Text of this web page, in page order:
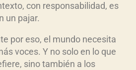
con responsabilidad, es
un pajar.
por eso, el mundo necesita
voces. Y no solo en lo que
sino también a los